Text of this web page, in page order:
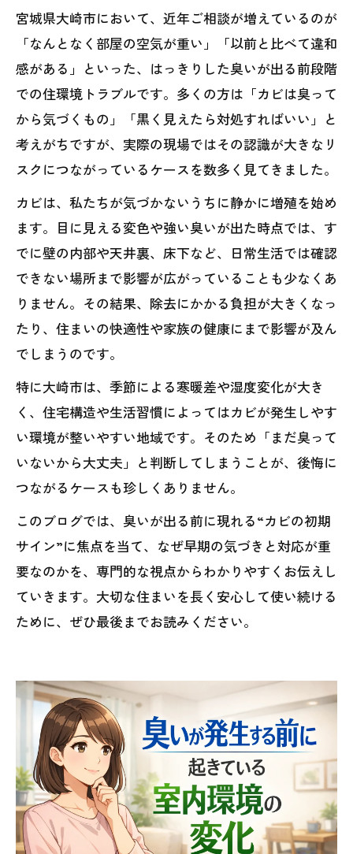
宮城県大崎市において、近年ご相談が増えているのが
「なんとなく部屋の空気が重い」「以前と比べて違和
感がある」といった、はっきりした臭いが出る前段階
での住環境トラブルです。多くの方は「カビは臭って
から気づくもの」「黒く見えたら対処すればいい」と
考えがちですが、実際の現場ではその認識が大きなリ
スクにつながっているケースを数多く見てきました。
カビは、私たちが気づかないうちに静かに増殖を始め
ます。目に見える変色や強い臭いが出た時点では、す
でに壁の内部や天井裏、床下など、日常生活では確認
できない場所まで影響が広がっていることも少なくあ
りません。その結果、除去にかかる負担が大きくなっ
たり、住まいの快適性や家族の健康にまで影響が及ん
でしまうのです。
特に大崎市は、季節による寒暖差や湿度変化が大き
く、住宅構造や生活習慣によってはカビが発生しやす
い環境が整いやすい地域です。そのため「まだ臭って
いないから大丈夫」と判断してしまうことが、後悔に
つながるケースも珍しくありません。
このブログでは、臭いが出る前に現れる“カビの初期
サイン”に焦点を当て、なぜ早期の気づきと対応が重
要なのかを、専門的な視点からわかりやすくお伝えし
ていきます。大切な住まいを長く安心して使い続ける
ために、ぜひ最後までお読みください。